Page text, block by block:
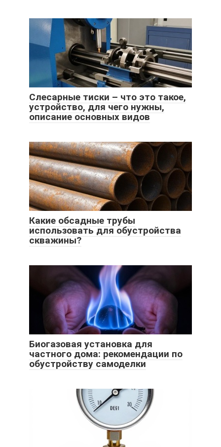
Слесарные тиски – что это такое,
устройство, для чего нужны,
описание основных видов
Какие обсадные трубы
использовать для обустройства
скважины?
Биогазовая установка для
частного дома: рекомендации по
обустройству самоделки